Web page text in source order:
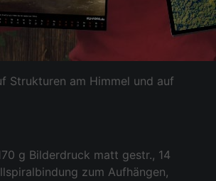
Strukturen am Himmel und auf
g Bilderdruck matt gestr., 14
zum Aufhängen,